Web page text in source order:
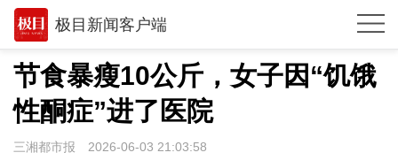
极目新闻客户端
推荐
观点
时政
节食暴瘦10公斤，女子因“饥饿
性酮症”进了医院
三湘都市报 2026-06-03 21:03:58